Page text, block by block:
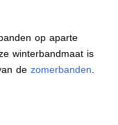
op aparte
winterbandmaat is
dezomerbanden